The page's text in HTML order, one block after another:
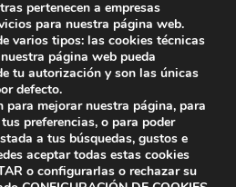
pertenecen a empresas
para nuestra página web.
varios tipos: las cookies técnicas
página web pueda
tu autorización y son las únicas
defecto.
para mejorar nuestra página, para
preferencias, o para poder
a tus búsquedas, gustos e
aceptar todas estas cookies
o configurarlas o rechazar su